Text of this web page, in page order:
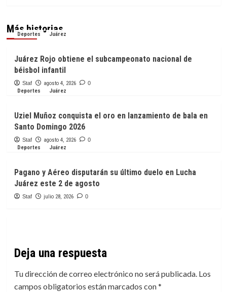
Más historias
Deportes Juárez
Juárez Rojo obtiene el subcampeonato nacional de
béisbol infantil
Staf agosto 4, 2026 0
Deportes Juárez
Uziel Muñoz conquista el oro en lanzamiento de bala en
Santo Domingo 2026
Staf agosto 4, 2026 0
Deportes Juárez
Pagano y Aéreo disputarán su último duelo en Lucha
Juárez este 2 de agosto
Staf julio 28, 2026 0
Deja una respuesta
Tu dirección de correo electrónico no será publicada. Los
campos obligatorios están marcados con*